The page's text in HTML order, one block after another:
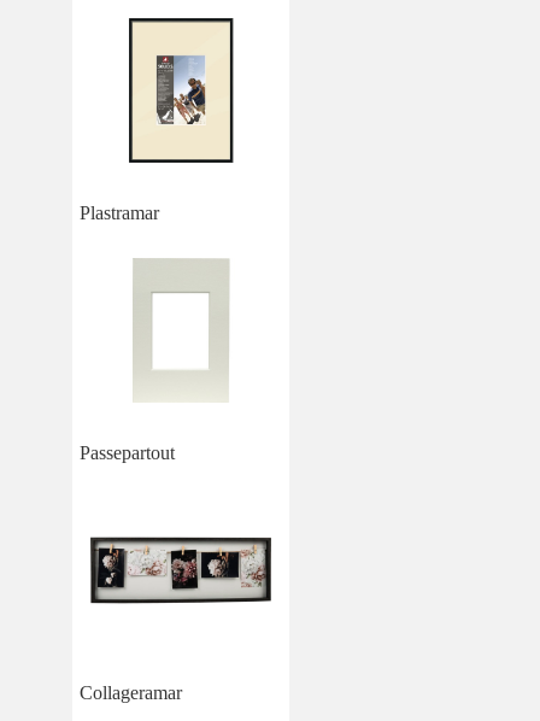
Plastramar
Passepartout
Collageramar